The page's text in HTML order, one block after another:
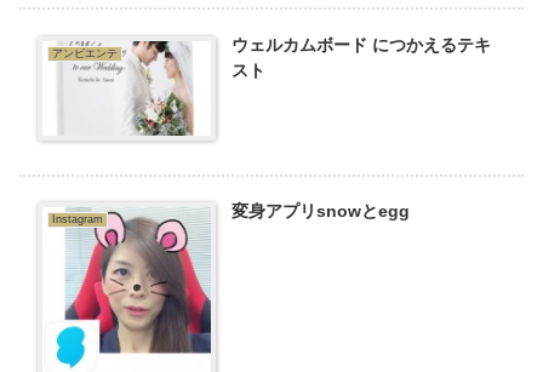
アンビエンテ
ウェルカムボード につかえるテキ
スト
Instagram 変身アプリsnowとegg